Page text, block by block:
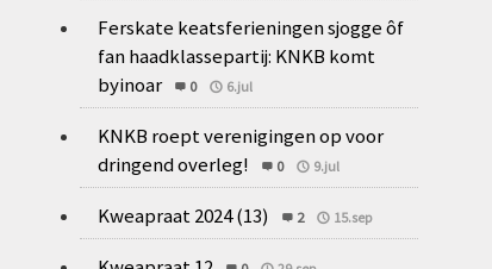
Ferskate keatsferieningen sjogge ôf
fan haadklassepartij: KNKB komt
byinoar
0 6.jul
KNKB roept verenigingen op voor
dringend overleg!
0 9.jul
Kweapraat 2024 (13) 2 15.sep